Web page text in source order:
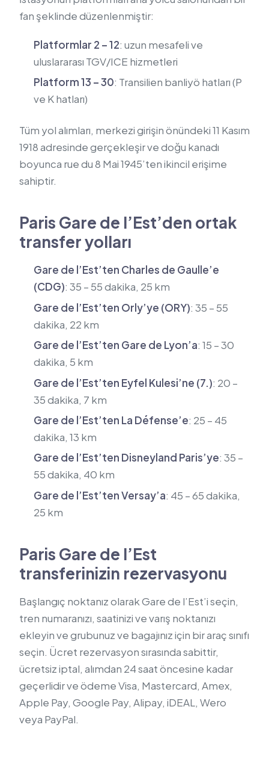
fan şeklinde düzenlenmiştir:
Platformlar 2 – 12: uzun mesafeli ve
uluslararası TGV/ICE hizmetleri
Platform 13 – 30: Transilien banliyö hatları (P
ve K hatları)
Tüm yol alımları, merkezi girişin önündeki 11 Kasım
1918 adresinde gerçekleşir ve doğu kanadı
boyunca rue du 8 Mai 1945’ten ikincil erişime
sahiptir.
Paris Gare de l’Est’den ortak
transfer yolları
Gare de l’Est’ten Charles de Gaulle’e
(CDG): 35 – 55 dakika, 25 km
Gare de l’Est’ten Orly’ye (ORY): 35 – 55
dakika, 22 km
Gare de l’Est’ten Gare de Lyon’a: 15 – 30
dakika, 5 km
Gare de l’Est’ten Eyfel Kulesi’ne (7.): 20 –
35 dakika, 7 km
Gare de l’Est’ten La Défense’e: 25 – 45
dakika, 13 km
Gare de l’Est’ten Disneyland Paris’ye: 35 –
55 dakika, 40 km
Gare de l’Est’ten Versay’a: 45 – 65 dakika,
25 km
Paris Gare de l’Est
transferinizin rezervasyonu
Başlangıç noktanız olarak Gare de l’Est’i seçin,
tren numaranızı, saatinizi ve varış noktanızı
ekleyin ve grubunuz ve bagajınız için bir araç sınıfı
seçin. Ücret rezervasyon sırasında sabittir,
ücretsiz iptal, alımdan 24 saat öncesine kadar
geçerlidir ve ödeme Visa, Mastercard, Amex,
Apple Pay, Google Pay, Alipay, iDEAL, Wero
veya PayPal.